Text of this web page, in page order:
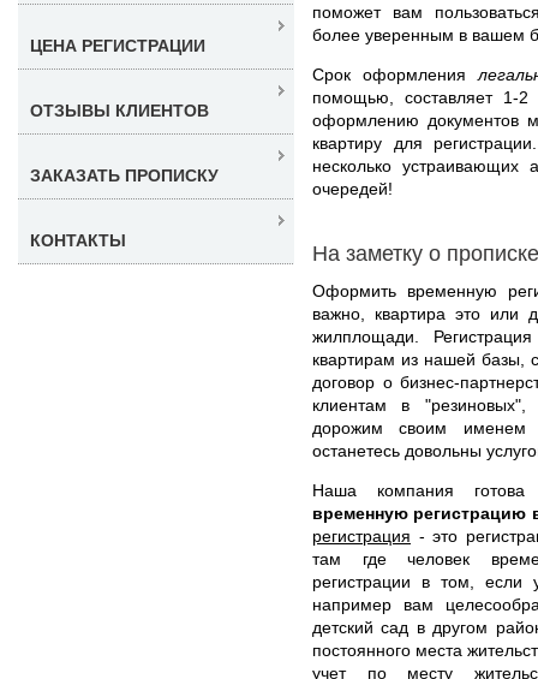
поможет вам
более уверенным в вашем
Срок оформления
помощью, составляет 1-
оформлению документов
квартиру для
несколько устраивающих
очередей!
На заметку о прописке
Оформить временную
важно, квартира это или
жилплощади.
квартирам из нашей базы,
договор о бизнес-
клиентам в "резиновых",
дорожим своим
останетесь довольны
Наша компания
временную регистрацию
регистрация - это
там где человек
регистрации в том,
например вам
детский сад в другом
постоянного места
учет по месту
ЦЕНА РЕГИСТРАЦИИ
ОТЗЫВЫ КЛИЕНТОВ
ЗАКАЗАТЬ ПРОПИСКУ
КОНТАКТЫ